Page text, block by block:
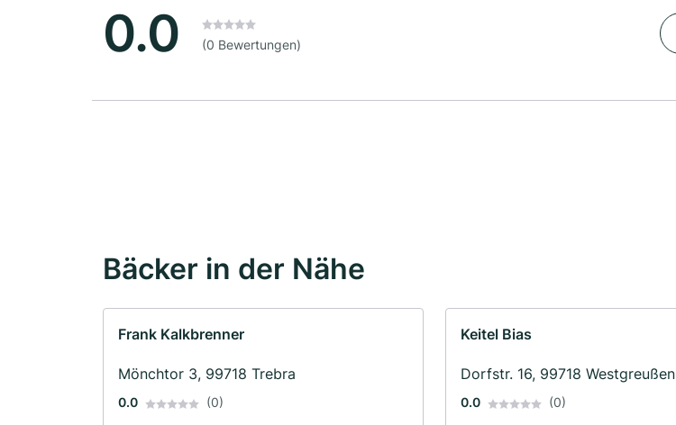
0.0 (0 Bewertungen)
Bäcker in der Nähe
Frank Kalkbrenner
Mönchtor 3, 99718 Trebra
0.0 (0)
Keitel Bias
Dorfstr. 16, 99718 Westgreußen
0.0 (0)